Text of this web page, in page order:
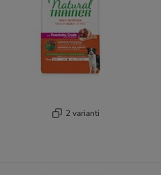
2 varianti